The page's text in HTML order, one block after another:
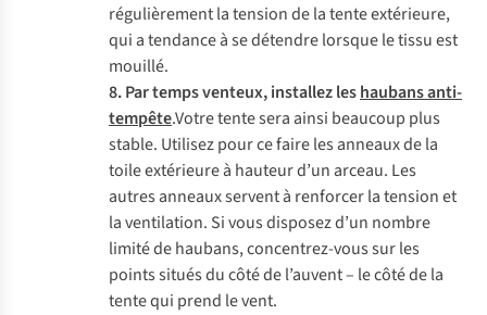
régulièrement la tension de la tente extérieure,
qui a tendance à se détendre lorsque le tissu est
mouillé.
8. Par temps venteux, installez leshaubans anti-
tempête.Votre tente sera ainsi beaucoup plus
stable. Utilisez pour ce faire les anneaux de la
toile extérieure à hauteur d’un arceau. Les
autres anneaux servent à renforcer la tension et
la ventilation. Si vous disposez d’un nombre
limité de haubans, concentrez-vous sur les
points situés du côté de l’auvent – le côté de la
tente qui prend le vent.